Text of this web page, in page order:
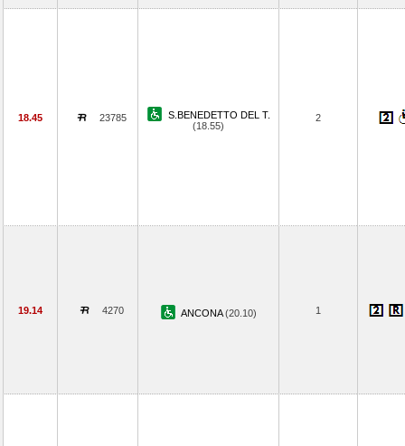
18.45 23785
S.BENEDETTO DEL T.
(18.55)
2
19.14 4270 ANCONA(20.10) 1